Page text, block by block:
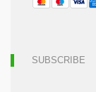
SUBSCRIBE